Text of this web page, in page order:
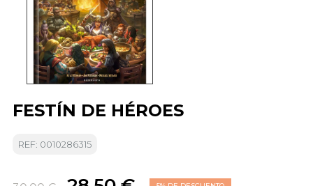
FESTÍN DE HÉROES
REF: 0010286315